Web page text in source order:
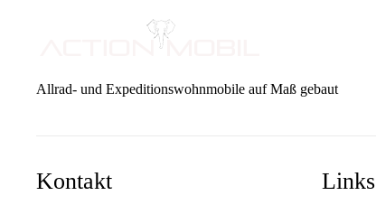
Allrad- und Expeditionswohnmobile auf Maß gebaut
Kontakt Links